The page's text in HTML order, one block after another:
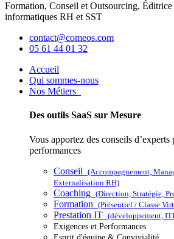
Formation, Conseil et Outsourcing, Éditrice
informatiques RH et SST
contact@comeos.com
05 61 44 01 32
Accueil
Qui sommes-nous
Nos Métiers
Des outils SaaS sur Mesure
Vous apportez des conseils
performances
Conseil (Accompagnement,
Externalisation RH)
Coaching (Direction, Stratégie,
Formation (Présentiel / Classe
Prestation IT (développement,
Exigences et Performances